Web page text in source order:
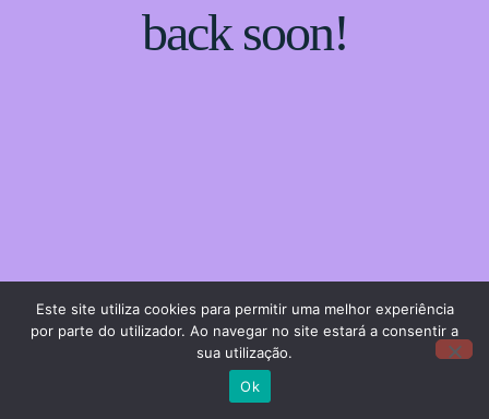
back soon!
Este site utiliza cookies para permitir uma melhor experiência
por parte do utilizador. Ao navegar no site estará a consentir a
sua utilização.
Ok